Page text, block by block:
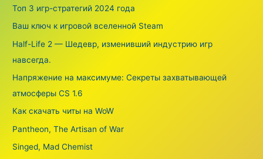
Топ 3 игр-стратегий 2024 года
Ваш ключ к игровой вселенной Steam
Half-Life 2 — Шедевр, изменивший индустрию игр
навсегда.
Напряжение на максимуме: Секреты захватывающей
атмосферы CS 1.6
Как скачать читы на WoW
Pantheon, The Artisan of War
Singed, Mad Chemist